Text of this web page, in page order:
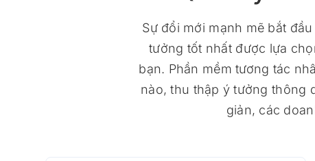
Sự đổi mới mạnh mẽ bắt
tưởng tốt nhất được lựa
bạn. Phần mềm tương tác
nào, thu thập ý tưởng thông
giản, các